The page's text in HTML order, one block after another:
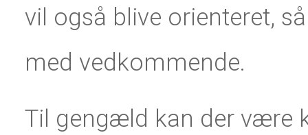
vil også blive orienteret,
med vedkommende.
Til gengæld kan der være